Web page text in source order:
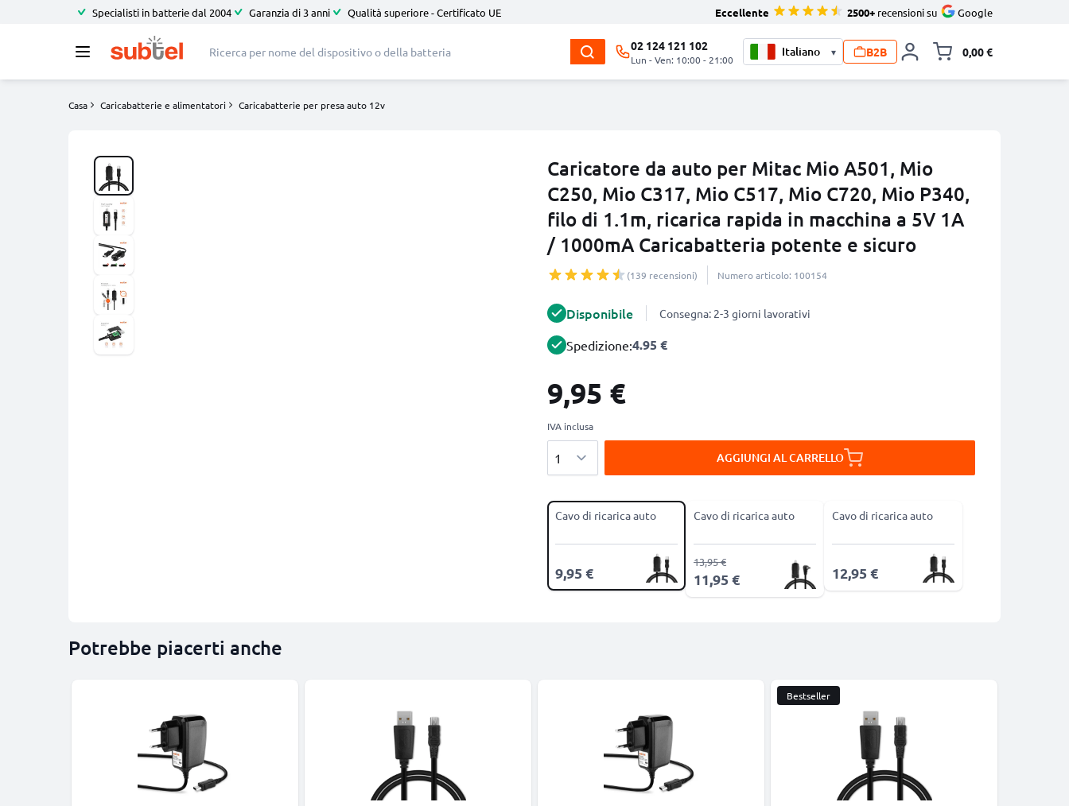
Specialisti in batterie dal 2004 Garanzia di 3 anni Qualità superiore - Certificato UE Eccellente 2500+ recensioni su Google
02 124 121 102
Lun - Ven: 10:00 - 21:00
▾ B2B 0,00 €
Casa Caricabatterie e alimentatori Caricabatterie per presa auto 12v
Caricatore da auto per Mitac Mio A501, Mio
C250, Mio C317, Mio C517, Mio C720, Mio P340,
filo di 1.1m, ricarica rapida in macchina a 5V 1A
/ 1000mA Caricabatteria potente e sicuro
(139 recensioni) Numero articolo: 100154
Disponibile Consegna: 2-3 giorni lavorativi
Spedizione:4.95 €
9,95 €
IVA inclusa
AGGIUNGI AL CARRELLO
Cavo di ricarica auto
9,95 €
Cavo di ricarica auto
11,95 €
13,95 €
Cavo di ricarica auto
12,95 €
Potrebbe piacerti anche
Bestseller